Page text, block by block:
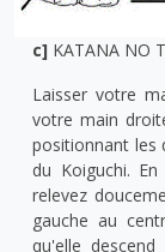
c] KATANA NO
Laisser votre
votre main
positionnant les
du Koiguchi.
relevez
gauche au
qu'elle